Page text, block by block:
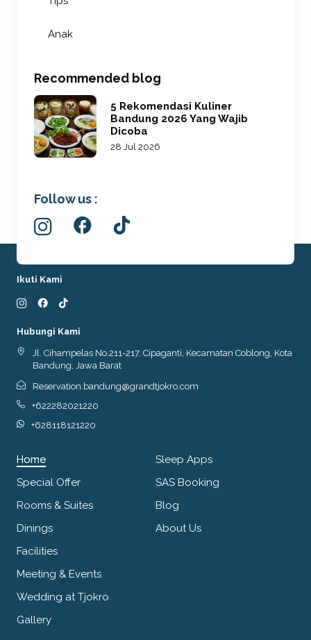
Anak
Recommended blog
5 Rekomendasi Kuliner
Bandung 2026 Yang Wajib
Dicoba
28 Jul 2026
Follow us :
Ikuti Kami
Hubungi Kami
Jl. Cihampelas No.211-217, Cipaganti, Kecamatan Coblong, Kota
Bandung, Jawa Barat
Reservation.bandung@grandtjokro.com
+622282021220
+628118121220
Home
Special Offer
Rooms & Suites
Dinings
Facilities
Meeting & Events
Wedding at Tjokro
Gallery
Sleep Apps
SAS Booking
Blog
About Us